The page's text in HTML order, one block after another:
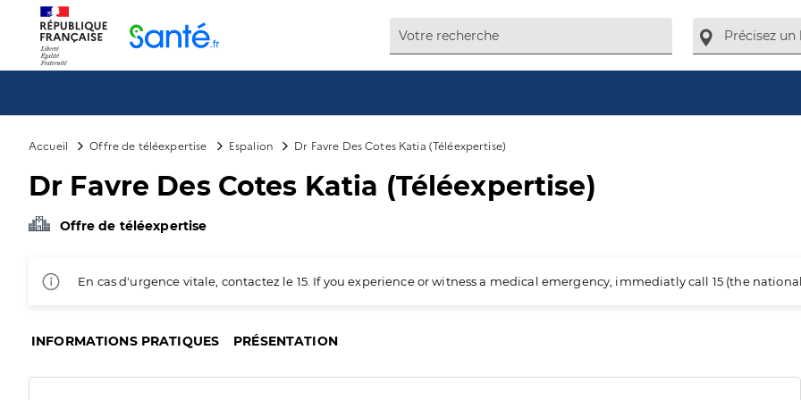
Accueil Offre de téléexpertise Espalion Dr Favre Des Cotes Katia (Téléexpertise)
Dr Favre Des Cotes Katia (Téléexpertise)
Offre de téléexpertise
En cas d'urgence vitale, contactez le 15. If you experience or witness a medical emergency, immediatly call 15 (the
INFORMATIONS PRATIQUES PRÉSENTATION
Panneau de gestion des cookies